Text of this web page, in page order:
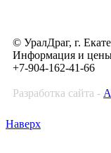
© УралДраг, г.
Информация и цены
+7-904-162-41-66
Разработка сайта -
Наверх